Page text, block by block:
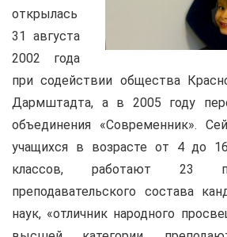
открылась
31 августа
2002 года
при содействии общества
Дармштадта, а в 2005 году
объединения «Современник».
учащихся в возрасте от 4 до
классов, работают 23
преподавательского состава
наук, «отличник народного